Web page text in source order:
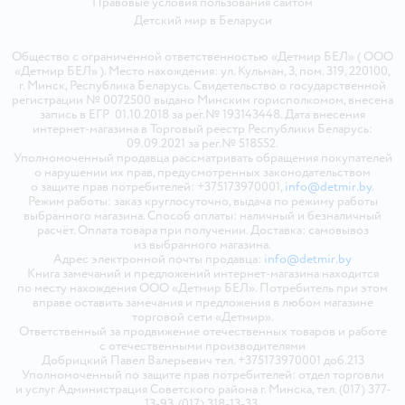
Детский мир в Беларуси
Общество с ограниченной ответственностью «Детмир БЕЛ» ( ООО
«Детмир БЕЛ» ). Место нахождения: ул. Кульман, 3, пом. 319, 220100,
г. Минск, Республика Беларусь. Свидетельство о государственной
регистрации № 0072500 выдано Минским горисполкомом, внесена
запись в ЕГР 01.10.2018 за рег.№ 193143448. Дата внесения
интернет-магазина в Торговый реестр Республики Беларусь:
09.09.2021 за рег.№ 518552.
Уполномоченный продавца рассматривать обращения покупателей
о нарушении их прав, предусмотренных законодательством
о защите прав потребителей: +375173970001, info@detmir.by.
Режим работы: заказ круглосуточно, выдача по режиму работы
выбранного магазина. Способ оплаты: наличный и безналичный
расчёт. Оплата товара при получении. Доставка: самовывоз
из выбранного магазина.
Адрес электронной почты продавца: info@detmir.by
Книга замечаний и предложений интернет-магазина находится
по месту нахождения ООО «Детмир БЕЛ». Потребитель при этом
вправе оставить замечания и предложения в любом магазине
торговой сети «Детмир».
Ответственный за продвижение отечественных товаров и работе
с отечественными производителями
Добрицкий Павел Валерьевич тел. +375173970001 доб.213
Уполномоченный по защите прав потребителей: отдел торговли
и услуг Администрация Советского района г. Минска, тел. (017) 377-